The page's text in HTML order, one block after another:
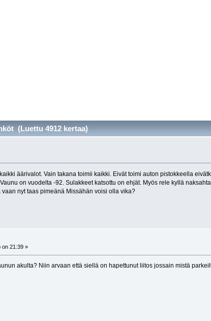
(Luettu 4912 kertaa)
äärivalot. Vain takana toimii kaikki. Eivät toimi auton pistokkeella
on vuodelta -92. Sulakkeet katsottu on ehjät. Myös rele kyllä
nyt taas pimeänä Missähän voisi olla vika?
on 21:39 »
akulta? Niin arvaan että siellä on hapettunut liitos jossain mistä